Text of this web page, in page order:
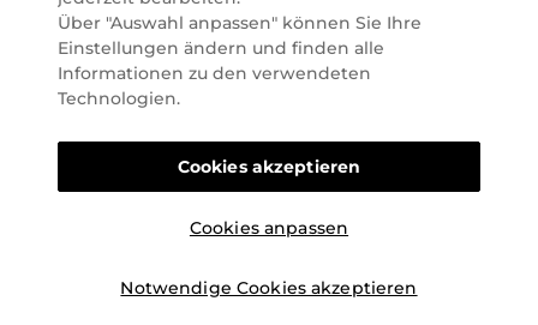
und pflegenden Gefühl Ihrer Lieblingsaugencreme
bis zur positiven Verpflichtung zu nachhaltigen
Rohstoffen. Darum suchen wir jeden Tag nach
Wegen, um Ihnen das tägliche Wohlfühlen zu
können online und offline zu beraten und bei Ihren
Fragen zu unterstützen.
Über "Auswahl anpassen" können Sie Ihre
Einstellungen ändern und finden alle
Informationen zu den verwendeten
Technologien.
Cookies anpassen
Notwendige Cookies akzeptieren
Cookies akzeptieren